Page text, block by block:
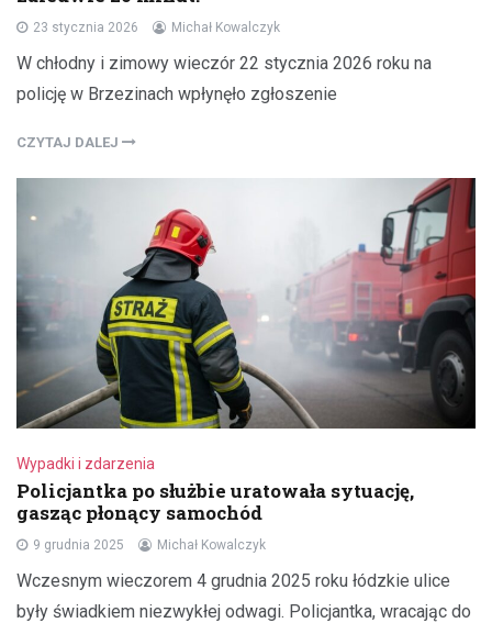
23 stycznia 2026 Michał Kowalczyk
W chłodny i zimowy wieczór 22 stycznia 2026 roku na
policję w Brzezinach wpłynęło zgłoszenie
CZYTAJ DALEJ
Wypadki i zdarzenia
Policjantka po służbie uratowała sytuację,
gasząc płonący samochód
9 grudnia 2025 Michał Kowalczyk
Wczesnym wieczorem 4 grudnia 2025 roku łódzkie ulice
były świadkiem niezwykłej odwagi. Policjantka, wracając do